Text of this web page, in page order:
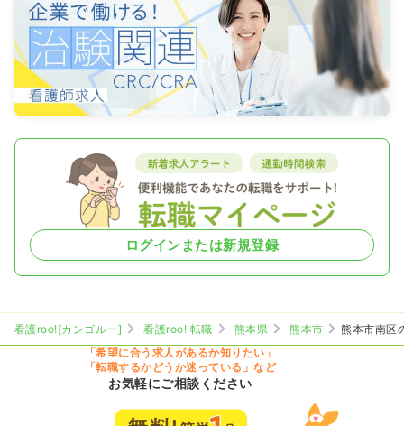
ログインまたは新規登録
看護roo![カンゴルー] 看護roo! 転職 熊本県 熊本市
熊本市南区
「希望に合う求人があるか知りたい」
「転職するかどうか迷っている」など
お気軽にご相談ください